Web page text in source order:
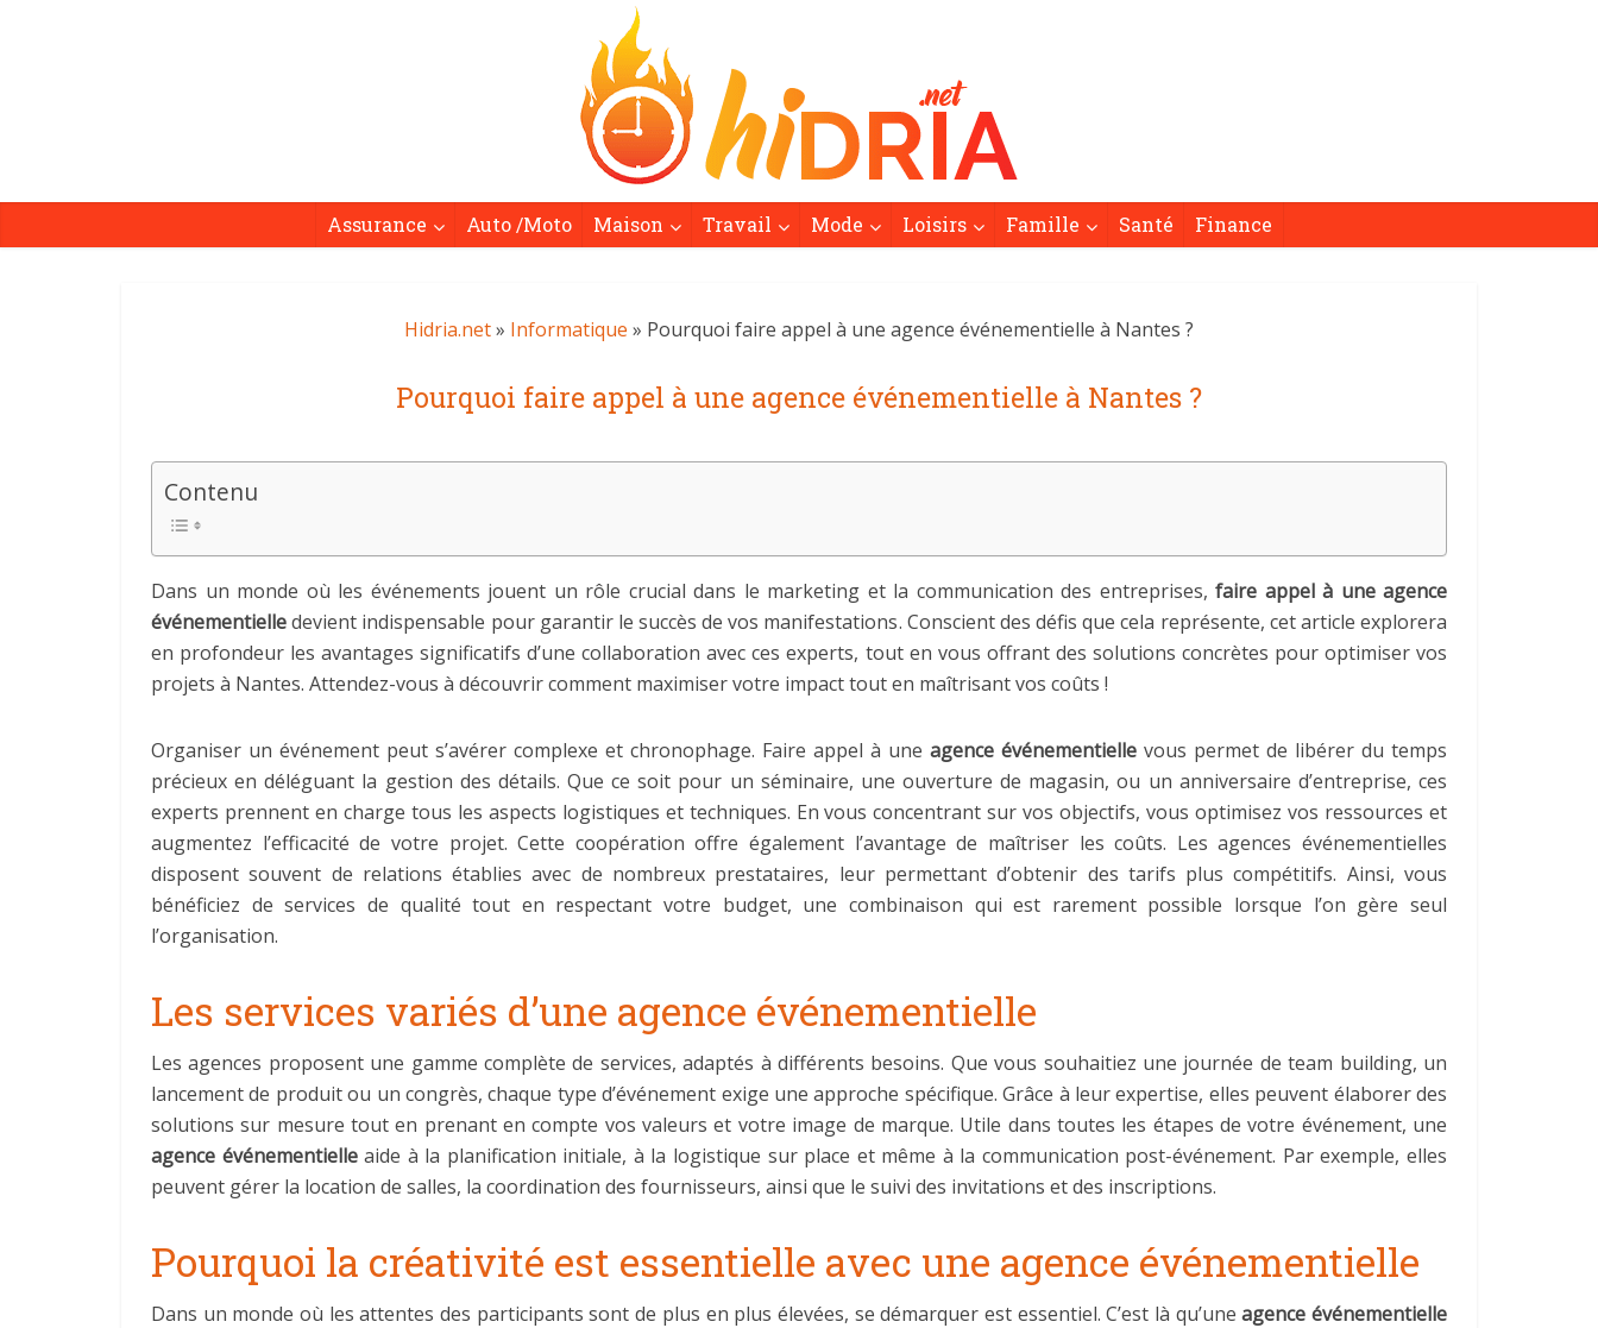
Assurance Auto /Moto Maison Travail Mode Loisirs Famille Santé Finance
Hidria.net» Informatique » Pourquoi faire appel à une agence événementielle à Nantes ?
Pourquoi faire appel à une agence événementielle à Nantes ?
Contenu
Dans un monde où les événements jouent un rôle crucial dans le marketing et la communication des entreprises, faire appel à une agence
événementielledevient indispensable pour garantir le succès de vos manifestations. Conscient des défis que cela représente, cet article explorera
en profondeur les avantages significatifs d’une collaboration avec ces experts, tout en vous offrant des solutions concrètes pour optimiser vos
projets à Nantes. Attendez-vous à découvrir comment maximiser votre impact tout en maîtrisant vos coûts !
Organiser un événement peut s’avérer complexe et chronophage. Faire appel à une agence événementielle vous permet de libérer du temps
précieux en déléguant la gestion des détails. Que ce soit pour un séminaire, une ouverture de magasin, ou un anniversaire d’entreprise, ces
experts prennent en charge tous les aspects logistiques et techniques. En vous concentrant sur vos objectifs, vous optimisez vos ressources et
augmentez l’efficacité de votre projet. Cette coopération offre également l’avantage de maîtriser les coûts. Les agences événementielles
disposent souvent de relations établies avec de nombreux prestataires, leur permettant d’obtenir des tarifs plus compétitifs. Ainsi, vous
bénéficiez de services de qualité tout en respectant votre budget, une combinaison qui est rarement possible lorsque l’on gère seul
l’organisation.
Les services variés d’une agence événementielle
Les agences proposent une gamme complète de services, adaptés à différents besoins. Que vous souhaitiez une journée de team building, un
lancement de produit ou un congrès, chaque type d’événement exige une approche spécifique. Grâce à leur expertise, elles peuvent élaborer des
solutions sur mesure tout en prenant en compte vos valeurs et votre image de marque. Utile dans toutes les étapes de votre événement, une
agence événementielleaide à la planification initiale, à la logistique sur place et même à la communication post-événement. Par exemple, elles
peuvent gérer la location de salles, la coordination des fournisseurs, ainsi que le suivi des invitations et des inscriptions.
Pourquoi la créativité est essentielle avec une agence événementielle
Dans un monde où les attentes des participants sont de plus en plus élevées, se démarquer est essentiel. C’est là qu’uneagence événementielle